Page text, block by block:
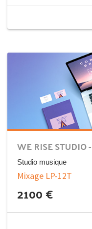
WE RISE STUDIO
Studio musique
Mixage LP-12T
2100€